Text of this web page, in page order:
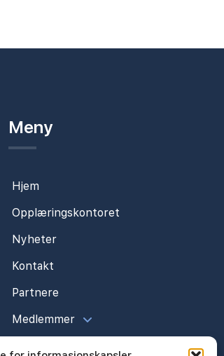
Meny
Hjem
Opplæringskontoret
Nyheter
Kontakt
Partnere
Medlemmer